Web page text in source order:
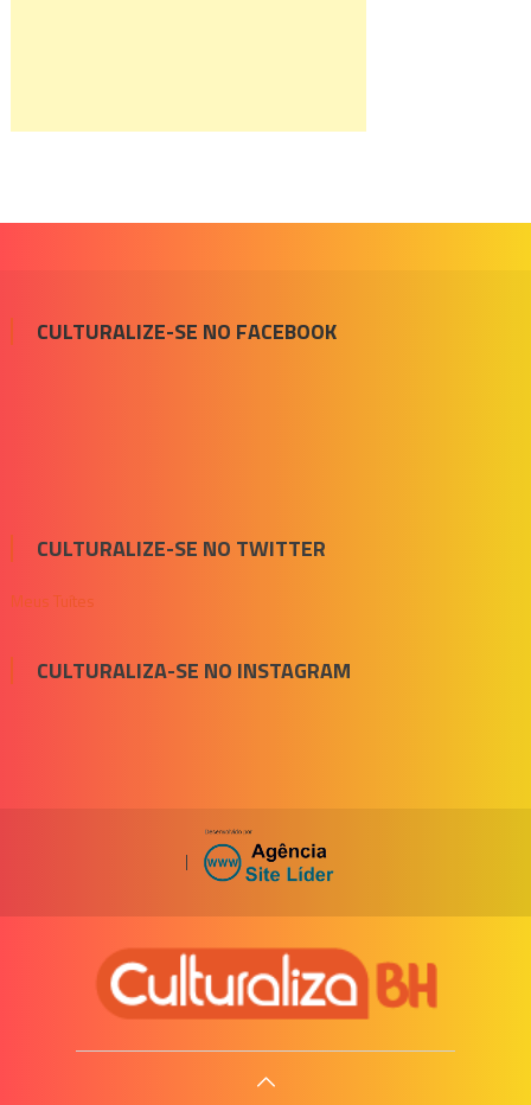
CULTURALIZE-SE NO FACEBOOK
CULTURALIZE-SE NO TWITTER
Meus Tuítes
CULTURALIZA-SE NO INSTAGRAM
|